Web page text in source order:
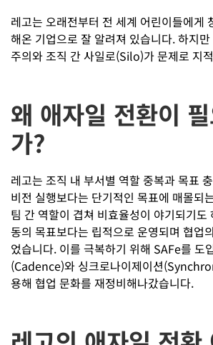
레고는 오래전부터 전 세계 어린이들에게
해온 기업으로 잘 알려져 있습니다. 하지
주의와 조직 간 사일로(Silo)가 문제로 지
왜 애자일 전환이
가?
레고는 조직 내 부서별 역할 중복과 목표
비전 실행보다는 단기적인 목표에 매몰되
팀 간 역할이 겹쳐 비효율성이 야기되기도
동의 목표보다는 립적으로 운영되며 협업
었습니다. 이를 극복하기 위해 SAFe를 도
(Cadence)와 싱크로나이제이션
용해 협업 문화를 재정비해나갔습니다.